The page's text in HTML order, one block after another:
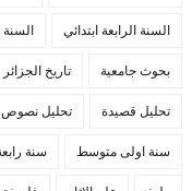
السنة الرابعة ابتدائي
بحوث جامعية تاريخ الجزائر
تحليل قصيدة تحليل نصوص
سنة اولى متوسط سنة